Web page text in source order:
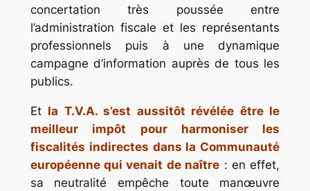
concertation très poussée entre
l’administration fiscale et les représentants
professionnels puis à une dynamique
campagne d’information auprès de tous les
publics.
Et la T.V.A. s’est aussitôt révélée être le
meilleur impôt pour harmoniser les
fiscalités indirectes dans la Communauté
européenne qui venait de naître : en effet,
sa neutralité empêche toute manœuvre